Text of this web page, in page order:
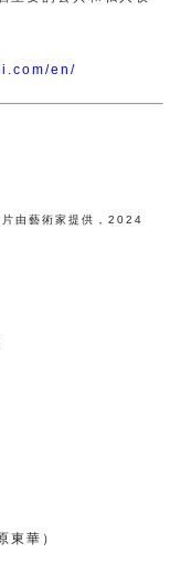
en/
片由藝術家提供 2024
東華）